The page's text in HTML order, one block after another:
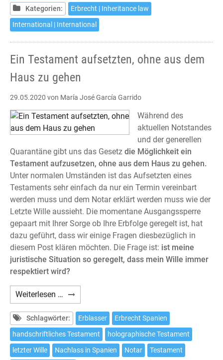
without
leaving
home
Kategorien:
Erbrecht | Inheritance law
International | International
Ein Testament aufsetzten, ohne aus dem
Haus zu gehen
29.05.2020 von María José García Garrido
Während des
aktuellen Notstandes
und der generellen
Quarantäne gibt uns das Gesetz die Möglichkeit ein
Testament aufzusetzen, ohne aus dem Haus zu gehen.
Unter normalen Umständen ist das Aufsetzten eines
Testaments sehr einfach da nur ein Termin vereinbart
werden muss und dem Notar erklärt werden muss wie der
Letzte Wille aussieht. Die momentane Ausgangssperre
gepaart mit Ihrer Sorge ob Ihre Erbfolge geregelt ist, hat
dazu geführt, dass wir einige Fragen diesbezüglich in
diesem Post klären möchten. Die Frage ist: ist meine
juristische Situation so geregelt, dass mein Wille immer
respektiert wird?
Weiterlesen … Ein
Testament
aufsetzten,
ohne
aus
dem
Schlagwörter: Erblasser
Erbrecht Spanien
handschriftliches Testament
holographische Testament
letzter Wille
Nachlass in Spanien Notar
Testament